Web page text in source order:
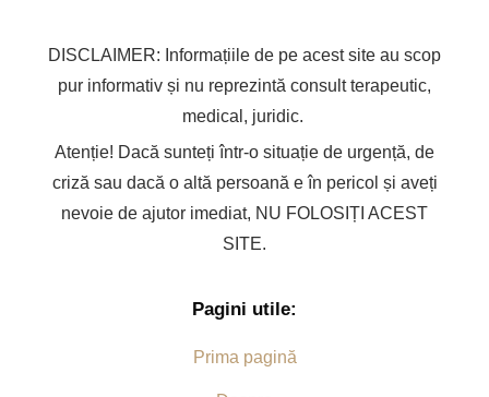
DISCLAIMER: Informațiile de pe acest site au scop
pur informativ și nu reprezintă consult terapeutic,
medical, juridic.
Atenție! Dacă sunteți într-o situație de urgență, de
criză sau dacă o altă persoană e în pericol și aveți
nevoie de ajutor imediat, NU FOLOSIȚI ACEST
SITE.
Pagini utile:
Prima pagină